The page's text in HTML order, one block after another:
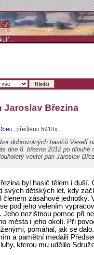
Jaroslav Březina
, přečteno 5918x
dobrovolných hasičů Veselí
dne 8. března 2012 po
velitel pan Jaroslav
byl hasič tělem i
svých dětských let, kdy
členem zásahové jednotky.
pod jeho velením
Jeho nezištnou pomoc při
města i jeho okolí. Při
pomáhal, jak se
a pamětní medailí
kterou mu udělilo